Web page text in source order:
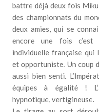
battre déjà deux fois
des championnats du
deux amies, qui se
encore une fois c’est
individuelle française qui
et opportuniste. Un coup
aussi bien senti.
équipes à égalité !
hypnotique, vertigineuse.